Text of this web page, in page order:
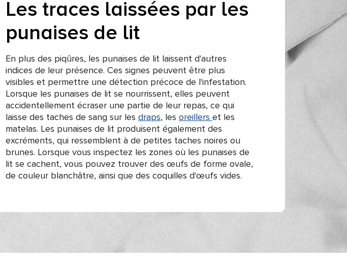
Les traces laissées par les
punaises de lit
En plus des piqûres, les punaises de lit laissent d'autres
indices de leur présence. Ces signes peuvent être plus
visibles et permettre une détection précoce de l'infestation.
Lorsque les punaises de lit se nourrissent, elles peuvent
accidentellement écraser une partie de leur repas, ce qui
laisse des taches de sang sur les draps, les oreillers et les
matelas. Les punaises de lit produisent également des
excréments, qui ressemblent à de petites taches noires ou
brunes. Lorsque vous inspectez les zones où les punaises de
lit se cachent, vous pouvez trouver des œufs de forme ovale,
de couleur blanchâtre, ainsi que des coquilles d'œufs vides.